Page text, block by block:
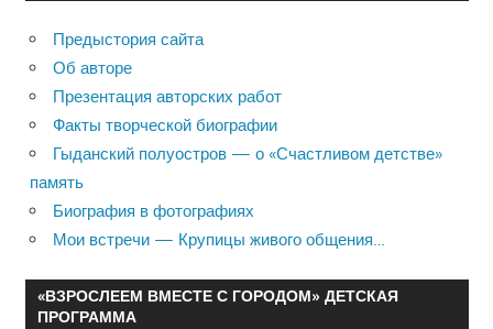
Предыстория сайта
Об авторе
Презентация авторских работ
Факты творческой биографии
Гыданский полуостров — о «Счастливом детстве»
память
Биография в фотографиях
Мои встречи — Крупицы живого общения…
«ВЗРОСЛЕЕМ ВМЕСТЕ С ГОРОДОМ» ДЕТСКАЯ
ПРОГРАММА